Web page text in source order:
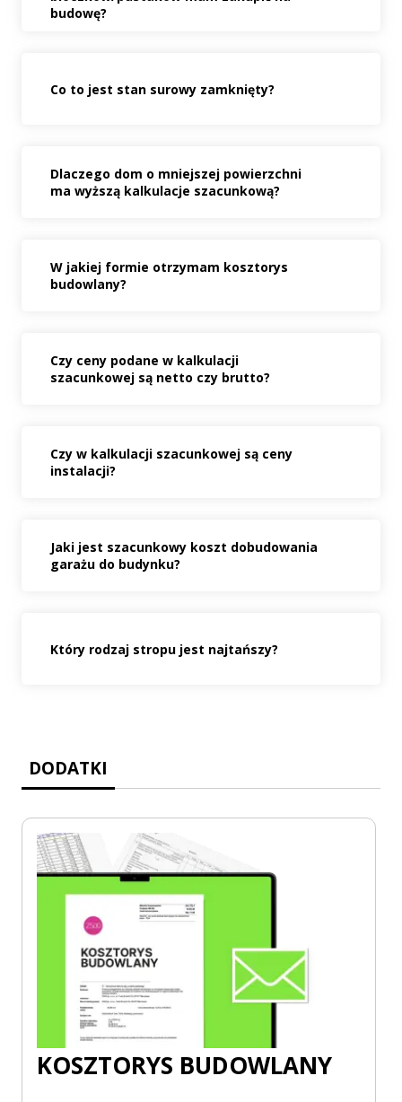
budowę?
Co to jest stan surowy zamknięty?
Dlaczego dom o mniejszej powierzchni
ma wyższą kalkulacje szacunkową?
W jakiej formie otrzymam kosztorys
budowlany?
Czy ceny podane w kalkulacji
szacunkowej są netto czy brutto?
Czy w kalkulacji szacunkowej są ceny
instalacji?
Jaki jest szacunkowy koszt dobudowania
garażu do budynku?
Który rodzaj stropu jest najtańszy?
DODATKI
KOSZTORYS BUDOWLANY